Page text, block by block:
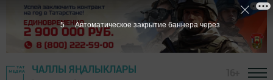
ЧАЛЛЫ ЯҢАЛЫКЛАРЫ
4 Автоматическое закрытие баннера через